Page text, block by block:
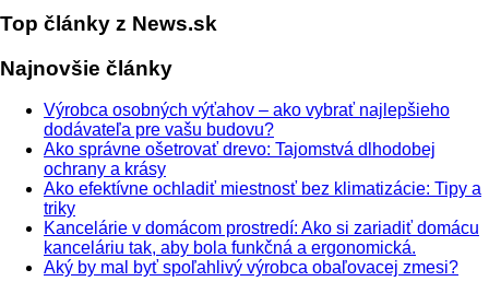
Top články z News.sk
Najnovšie články
Výrobca osobných výťahov – ako vybrať najlepšieho
dodávateľa pre vašu budovu?
Ako správne ošetrovať drevo: Tajomstvá dlhodobej
ochrany a krásy
Ako efektívne ochladiť miestnosť bez klimatizácie: Tipy a
triky
Kancelárie v domácom prostredí: Ako si zariadiť domácu
kanceláriu tak, aby bola funkčná a ergonomická.
Aký by mal byť spoľahlivý výrobca obaľovacej zmesi?